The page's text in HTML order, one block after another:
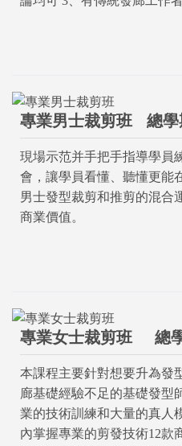
專業男士裁剪班 總學
現場示范并手把手指導學員
會，讓學員看懂、聽懂更能
男士發型裁剪和推剪的混合
商業價值。
專業女士裁剪班 總
本課程主要針對想要升為發
廊基礎經驗不足的基礎發型
業的技術訓練和大量的真人
內掌握專業的剪發技術12款